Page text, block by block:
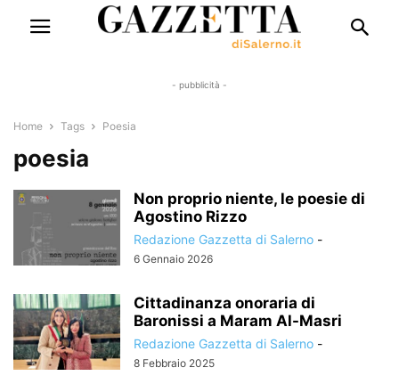
- pubblicità -
Home Tags Poesia
poesia
Non proprio niente, le poesie di
Agostino Rizzo
Redazione Gazzetta di Salerno -
6 Gennaio 2026
Cittadinanza onoraria di
Baronissi a Maram Al-Masri
Redazione Gazzetta di Salerno -
8 Febbraio 2025